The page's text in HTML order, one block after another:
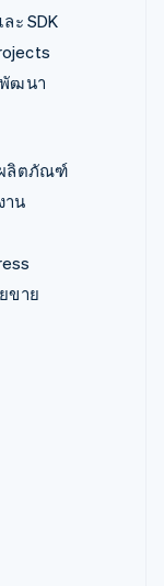
ะ SDK
ฒนา
ลิตภัณฑ์
าน
ขาย